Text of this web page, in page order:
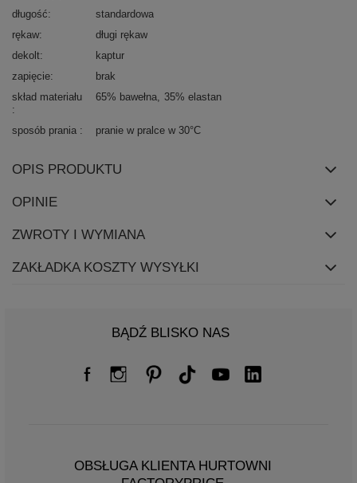
długość
standardowa
rękaw
długi rękaw
dekolt
kaptur
zapięcie
brak
skład materiału
65% bawełna 35% elastan
sposób prania pranie w pralce w 30°C
OPIS PRODUKTU
OPINIE
ZWROTY I WYMIANA
ZAKŁADKA KOSZTY WYSYŁKI
BĄDŹ BLISKO NAS
OBSŁUGA KLIENTA HURTOWNI